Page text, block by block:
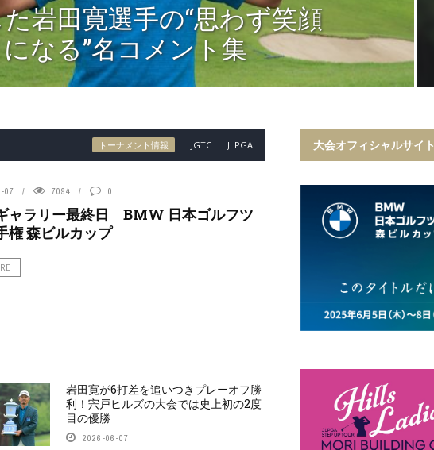
岩田寛選手の“思わず笑顔
になる”名コメント集
トーナメント情報 JGTC JLPGA
07 7094 0
ャラリー最終日 BMW 日本ゴルフツ
権 森ビルカップ
岩田寛が6打差を追いつきプレーオフ勝
利！宍戸ヒルズの大会では史上初の2度
目の優勝
2026-06-07
大会オフィシャルサイト